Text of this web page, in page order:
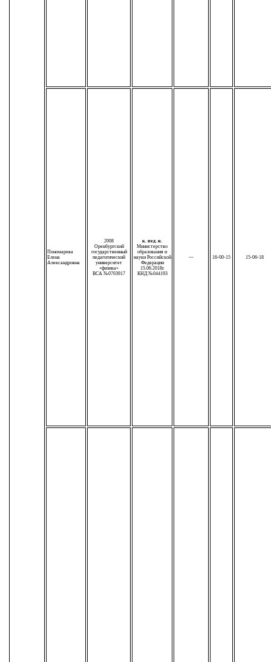
Пономарева
Елена
Александровна
2008
Оренбургский
государственный
педагогический
университет
«физика»
ВСА №0703917
к. пед. н.
Министерство
образования и
науки Российской
Федерации
15.06.2018г.
КНД №044193
— 16-00-15 15-06-18